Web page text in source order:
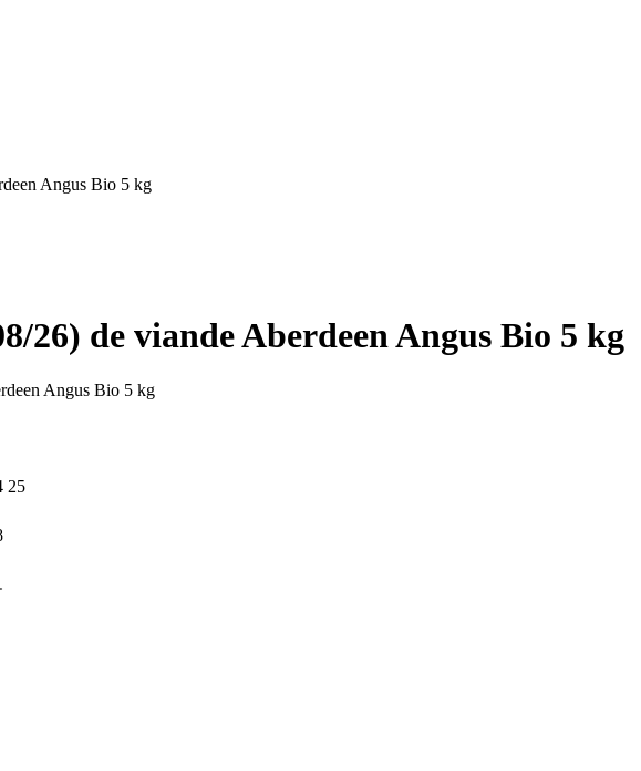
Angus Bio 5 kg
26) de viande Aberdeen Angus Bio 5 kg
25